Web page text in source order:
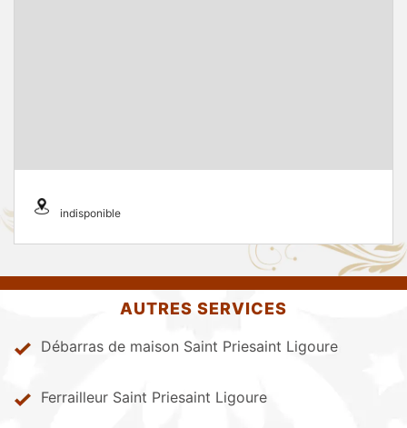
indisponible
AUTRES SERVICES
Débarras de maison Saint Priesaint Ligoure
Ferrailleur Saint Priesaint Ligoure